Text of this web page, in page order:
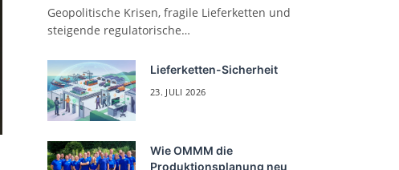
Geopolitische Krisen, fragile Lieferketten und
steigende regulatorische…
Lieferketten-Sicherheit
23. JULI 2026
Wie OMMM die
Produktionsplanung neu